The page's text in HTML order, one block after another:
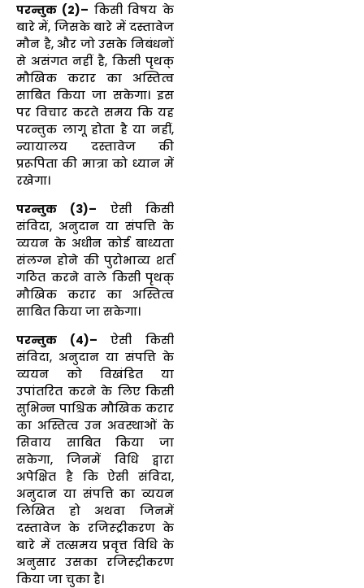
परन्तुक (2)– किसी विषय के
बारे में, जिसके बारे में दस्तावेज
मौन है, और जो उसके निबंधनों
से असंगत नहीं है, किसी पृथक्
मौखिक करार का अस्तित्व
साबित किया जा सकेगा। इस
पर विचार करते समय कि यह
परन्तुक लागू होता है या नहीं,
न्यायालय दस्तावेज की
प्ररूपिता की मात्रा को ध्यान में
रखेगा।
परन्तुक (3)– ऐसी किसी
संविदा, अनुदान या संपत्ति के
व्ययन के अधीन कोई बाध्यता
संलग्न होने की पुरोभाव्य शर्त
गठित करने वाले किसी पृथक्
मौखिक करार का अस्तित्व
साबित किया जा सकेगा।
परन्तुक (4)– ऐसी किसी
संविदा, अनुदान या संपत्ति के
व्ययन को विखंडित या
उपांतरित करने के लिए किसी
सुभिन्न पाश्चिक मौखिक करार
का अस्तित्व उन अवस्थाओं के
सिवाय साबित किया जा
सकेगा, जिनमें विधि द्वारा
अपेक्षित है कि ऐसी संविदा,
अनुदान या संपत्ति का व्ययन
लिखित हो अथवा जिनमें
दस्तावेज के रजिस्ट्रीकरण के
बारे में तत्समय प्रवृत्त विधि के
अनुसार उसका रजिस्ट्रीकरण
किया जा चुका है।